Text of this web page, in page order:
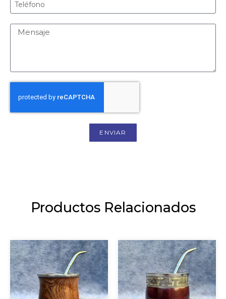
ENVIAR
Productos Relacionados